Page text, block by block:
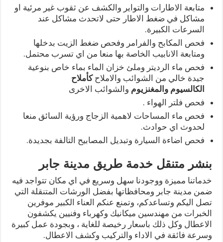
متابعة الاطارات والتواير والكشف عن ثقوب غير مرئية او
مشاكل في ضغط الاطار حتى لاتحدث مشاكل عند
السرعات الكبيرة.
فحص المكابح والفرامر وفحص ضغط الزيت بدخلها
ومتابعة الانابيب الخاصة بها منعا من اي تسرب محتمل.
فحص ماء الرديتر وملئ خزان الماء بماء خاص بنوعية
جيدة خالي من الشوائب والاملاحكأملاح
الكالسيوم والمغنزيوم والشوائب الاخرى
فحص فلتر الهواء .
فحص ماء المساحات لاهمية الزجاج ورؤية السائق منعا
لحدوث اي حوادث.
فحص اضاءة السيارة وتبديل المصابيح التالفة بجديدة.
بنشر متنقل خدمة طريق مدينة جابر
خدماتنا مميزة ووجودنا سهل وسريع في اي مكان تتواجد فيه
ضمن مدينة جابر ومحافظاتها بفضل الورشات المتنقلة التي
تصل اليكم وتساعدكم، وتمنع عنكم العناء الكبير موفرين
الخبرات من مهندسين ميكانيك وكهرباء وفنيين يكشفون
الاعطال وكل ذلك باسعار رخيصة للغاية ، وبجودة عمل كبيرة
وسرعة فائقة في الاداء والتركيب وكشف الاعطال.